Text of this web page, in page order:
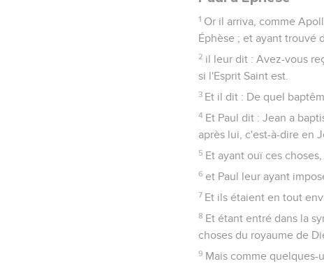
1 Or il arriva, comme
Éphèse ; et ayant trouvé
2 il leur dit : Avez-vous
si l'Esprit Saint est.
3 Et il dit : De quel
4 Et Paul dit : Jean a
après lui, c'est-à-dire en
5 Et ayant ouï ces
6 et Paul leur ayant
7 Et ils étaient en tout
8 Et étant entré dans la
choses du royaume de
9 Mais comme quelques-